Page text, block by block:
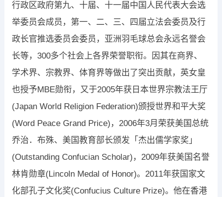
行政区政府第九、十届、十一届中国人民代表大会选
举委员会成员，第一、二、三、四届立法会委员及行
政长官推选委员会委员，亚洲羽毛球总会永远名誉会
长等，300多个社会上各界荣誉职衔。因其在商界、
学术界、宗教界、体育界等做出了突出贡献，英女皇
也授予MBE勋衔，又于2005年获日本世界宗教法王厅
(Japan World Religion Federation)颁授世界和平大奖
(Word Peace Grand Price)，2006年3月荣获美国总统
乔治．布殊、美国教育部长颁发「杰出儒学家奖」
(Outstanding Confucian Scholar)，2009年获美国名誉
林肯勋章(Lincoln Medal of Honor)。2011年获国家文
化部孔子文化奖(Confucius Culture Prize)。他在香港